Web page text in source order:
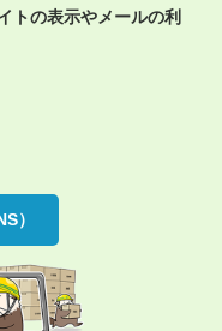
トの表示やメールの利
）